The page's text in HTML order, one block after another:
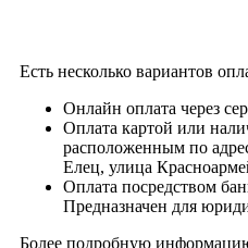
Есть несколько вариантов
Онлайн оплата через
Оплата картой или
расположенным по
Елец, улица
Оплата посредством
Предназначен для
Более подробную